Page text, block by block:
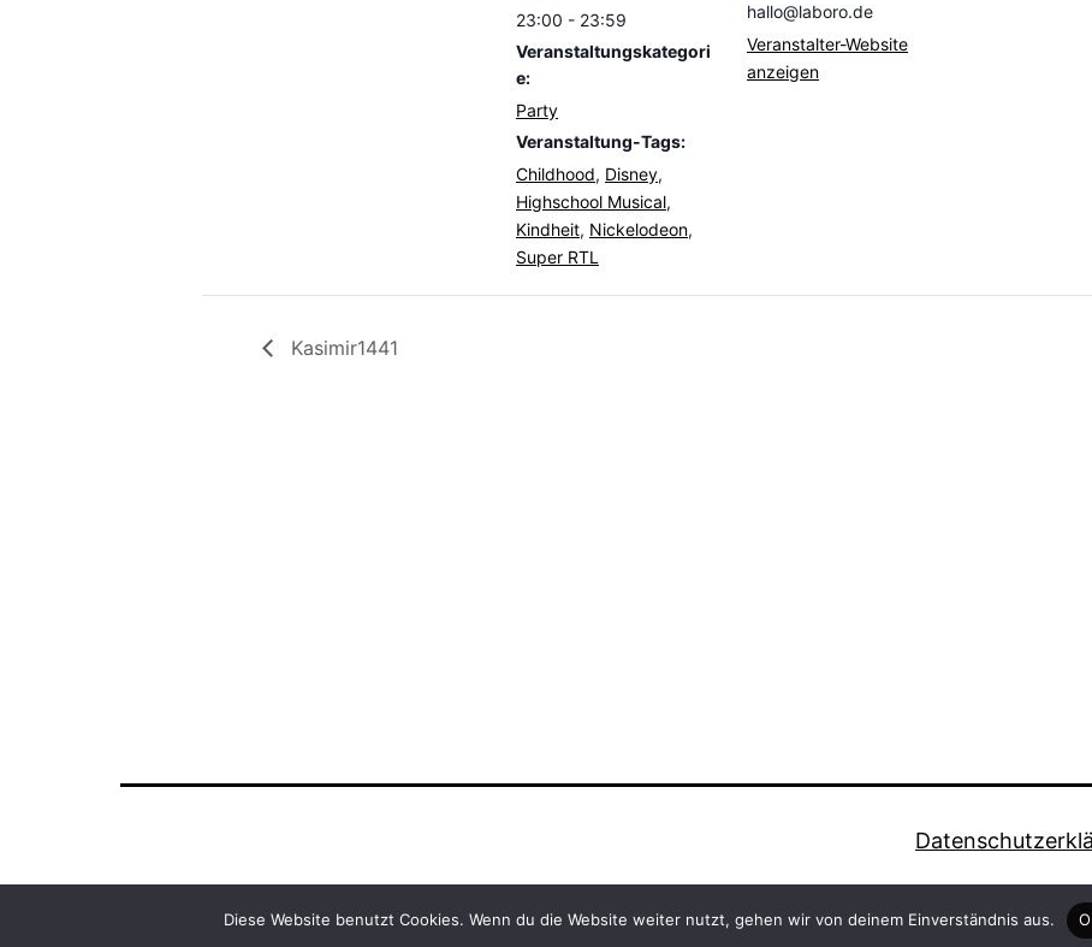
23:00 - 23:59
Veranstaltungskategori
e:
Party
Veranstaltung-Tags:
Childhood, Disney,
Highschool Musical,
Kindheit, Nickelodeon,
Super RTL
hallo@laboro.de
Veranstalter-Website
anzeigen
Kasimir1441
Diese Website benutzt Cookies. Wenn du die Website weiter nutzt, gehen wir von deinem Einverständnis aus.